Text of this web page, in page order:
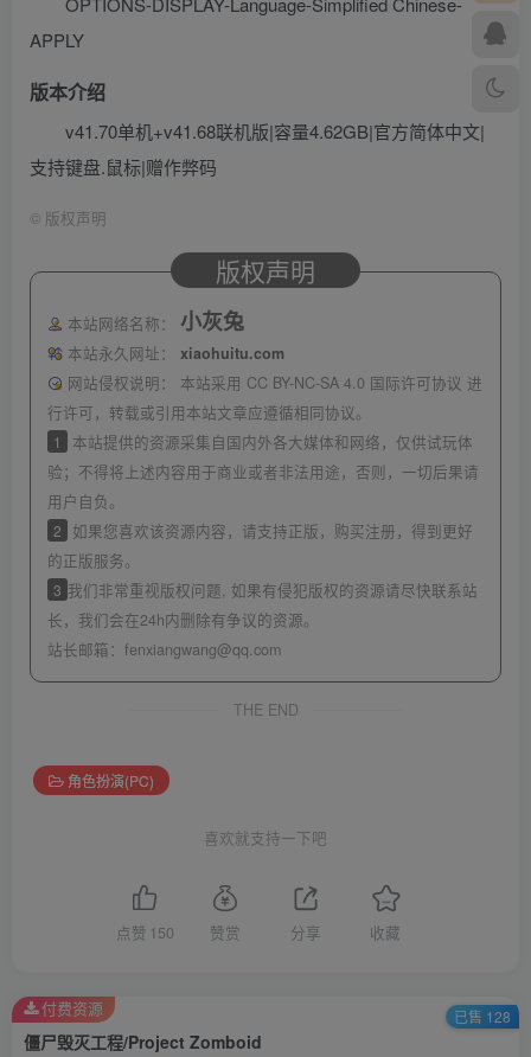
APPLY
版本介绍
v41.70单机+v41.68联机版|容量4.62GB|官方简体中文|
支持键盘.鼠标|赠作弊码
© 版权声明
版权声明
本站网络名称： 小灰兔
本站永久网址：
xiaohuitu.com
网站侵权说明：
本站采用 CC BY-NC-SA 4.0 国际许可协议 进
行许可，转载或引用本站文章应遵循相同协议。
1
本站提供的资源采集自国内外各大媒体和网络，仅供试玩体
验；不得将上述内容用于商业或者非法用途，否则，一切后果请
用户自负。
2
如果您喜欢该资源内容，请支持正版，购买注册，得到更好
的正版服务。
3 我们非常重视版权问题, 如果有侵犯版权的资源请尽快联系站
长，我们会在24h内删除有争议的资源。
站长邮箱： fenxiangwang@qq.com
THE END
角色扮演(PC)
喜欢就支持一下吧
点赞 150 赞赏 分享 收藏
僵尸毁灭工程/Project Zomboid
付费资源 已售 128